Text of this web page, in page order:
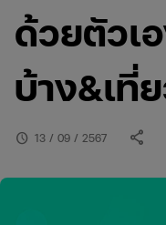
ด้วยตัวเ
บ้าง&เที่
schedule 13 / 09 / 2567 share